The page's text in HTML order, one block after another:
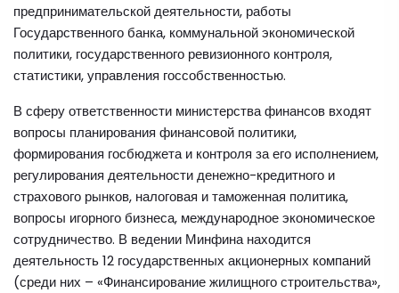
предпринимательской деятельности, работы
Государственного банка, коммунальной экономической
политики, государственного ревизионного контроля,
статистики, управления госсобственностью.
В сферу ответственности министерства финансов входят
вопросы планирования финансовой политики,
формирования госбюджета и контроля за его исполнением,
регулирования деятельности денежно-кредитного и
страхового рынков, налоговая и таможенная политика,
вопросы игорного бизнеса, международное экономическое
сотрудничество. В ведении Минфина находится
деятельность 12 государственных акционерных компаний
(среди них – «Финансирование жилищного строительства»,